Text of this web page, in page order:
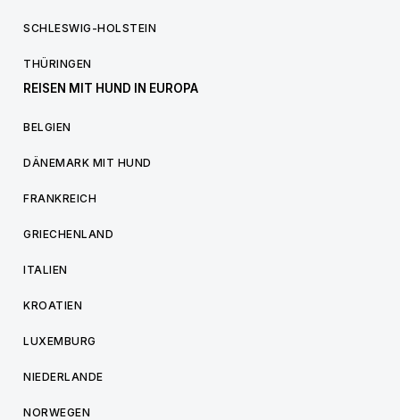
SCHLESWIG-HOLSTEIN
THÜRINGEN
REISEN MIT HUND IN EUROPA
BELGIEN
DÄNEMARK MIT HUND
FRANKREICH
GRIECHENLAND
ITALIEN
KROATIEN
LUXEMBURG
NIEDERLANDE
NORWEGEN